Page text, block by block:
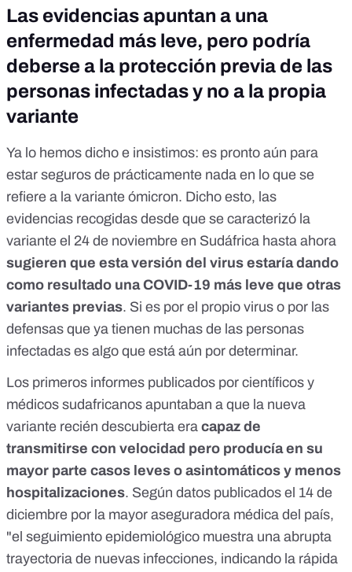
Las evidencias apuntan a una
enfermedad más leve, pero podría
deberse a la protección previa de las
personas infectadas y no a la propia
variante
Ya lo hemos dicho e insistimos: es pronto aún para
estar seguros de prácticamente nada en lo que se
refiere a la variante ómicron. Dicho esto, las
evidencias recogidas desde que se caracterizó la
variante el 24 de noviembre en Sudáfrica hasta ahora
sugieren que esta versión del virus estaría dando
como resultado una COVID-19 más leve que otras
variantes previas. Si es por el propio virus o por las
defensas que ya tienen muchas de las personas
infectadas es algo que está aún por determinar.
Los primeros informes publicados por científicos y
médicos sudafricanos apuntaban a que la nueva
variante recién descubierta era capaz de
transmitirse con velocidad pero producía en su
mayor parte casos leves o asintomáticos y menos
hospitalizaciones. Según datos publicados el 14 de
diciembre por la mayor aseguradora médica del país,
"el seguimiento epidemiológico muestra una abrupta
trayectoria de nuevas infecciones, indicando la rápida